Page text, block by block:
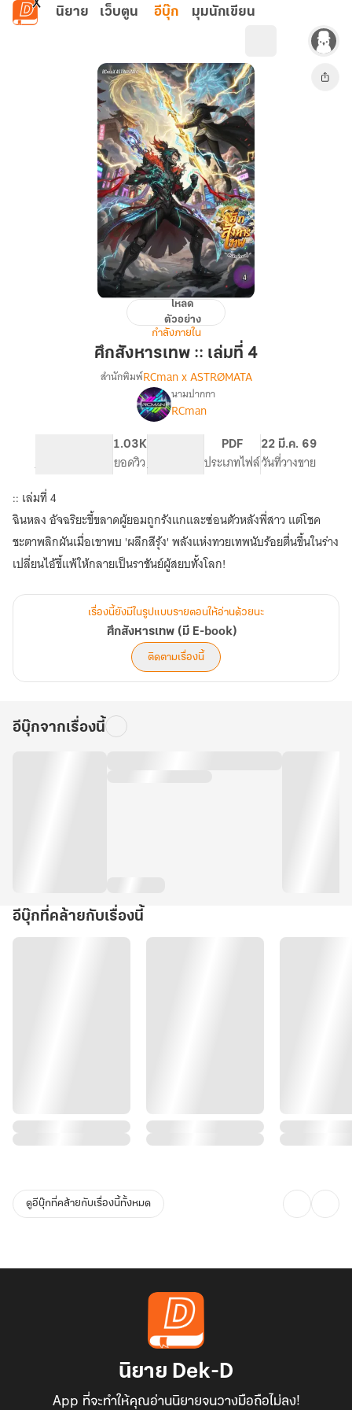
ข้ามไปยังเนื้อหาหลัก
นิยาย เว็บตูน อีบุ๊ก มุมนักเขียน
สังหาร
เทพ
เล่ม
โหลด
ตัวอย่าง
กำลังภายใน
ศึกสังหารเทพ :: เล่มที่ 4
เรื่อง
ศึก
สังหาร
สำนักพิมพ์RCman x ASTRØMATA
นามปากกา
RCman
จำนวนหน้า (A5)
1.03K
ยอดวิวระดับเนื้อหา
PDF
ประเภทไฟล์
22 มี.ค. 69
วันที่วางขาย
:: เล่มที่ 4
ฉินหลง อัจฉริยะขี้ขลาดผู้ยอมถูกรังแกและซ่อนตัวหลังพี่สาว แต่โชค
ชะตาพลิกผันเมื่อเขาพบ 'ผลึกสีรุ้ง' พลังแห่งทวยเทพนับร้อยตื่นขึ้นในร่าง
เปลี่ยนไอ้ขี้แพ้ให้กลายเป็นราชันย์ผู้สยบทั้งโลก!
เรื่องนี้ยังมีในรูปแบบรายตอนให้อ่านด้วยนะ
ศึกสังหารเทพ (มี E-book)
ติดตามเรื่องนี้
อีบุ๊กจากเรื่องนี้
อีบุ๊กที่คล้ายกับเรื่องนี้
ดูอีบุ๊กที่คล้ายกับเรื่องนี้ทั้งหมด
นิยาย Dek-D
App ที่จะทำให้คุณอ่านนิยายจนวางมือถือไม่ลง!